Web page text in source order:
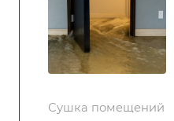
Сушка помещений